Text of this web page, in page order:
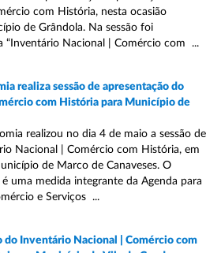
com História, nesta ocasião
de Grândola. Na sessão foi
“Inventário Nacional | Comércio com ...
realiza sessão de apresentação do
com História para Município de
realizou no dia 4 de maio a sessão de
Nacional | Comércio com História, em
de Marco de Canaveses. O
uma medida integrante da Agenda para
e Serviços ...
do Inventário Nacional | Comércio com